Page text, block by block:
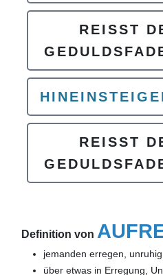
REISST
REISST
Definition von
jemanden erregen,
über etwas in Erregung,